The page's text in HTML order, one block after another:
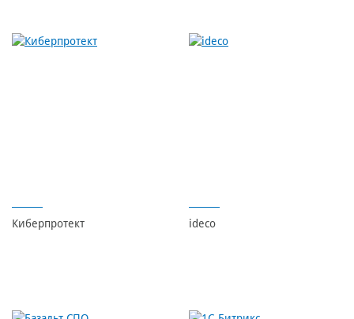
Киберпротект ideco